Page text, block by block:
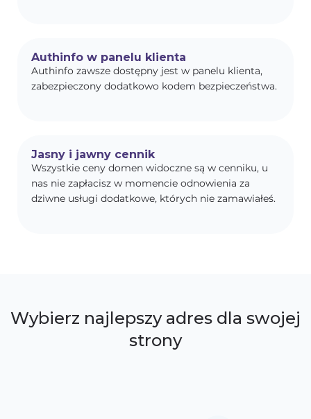
Authinfo w panelu klienta
Authinfo zawsze dostępny jest w panelu klienta,
zabezpieczony dodatkowo kodem bezpieczeństwa.
Jasny i jawny cennik
Wszystkie ceny domen widoczne są w cenniku, u
nas nie zapłacisz w momencie odnowienia za
dziwne usługi dodatkowe, których nie zamawiałeś.
Wybierz najlepszy adres dla swojej
strony